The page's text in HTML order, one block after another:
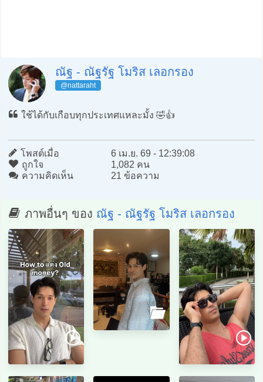
ณัฐ - ณัฐรัฐ โมริส เลอกรอง
@nattaraht
ใช้ได้กับเกือบทุกประเทศแหละมั้ง 🤣👍
โพสต์เมื่อ
6 เม.ย. 69 - 12:39:08
ถูกใจ
1,082 คน
ความคิดเห็น
21 ข้อความ
ภาพอื่นๆ ของ ณัฐ - ณัฐรัฐ โมริส เลอกรอง